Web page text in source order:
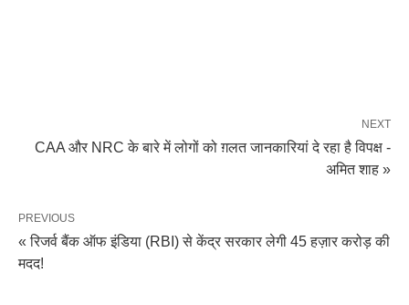
NEXT
CAA और NRC के बारे में लोगों को ग़लत जानकारियां दे रहा है विपक्ष -
अमित शाह »
PREVIOUS
« रिजर्व बैंक ऑफ इंडिया (RBI) से केंद्र सरकार लेगी 45 हज़ार करोड़ की
मदद!